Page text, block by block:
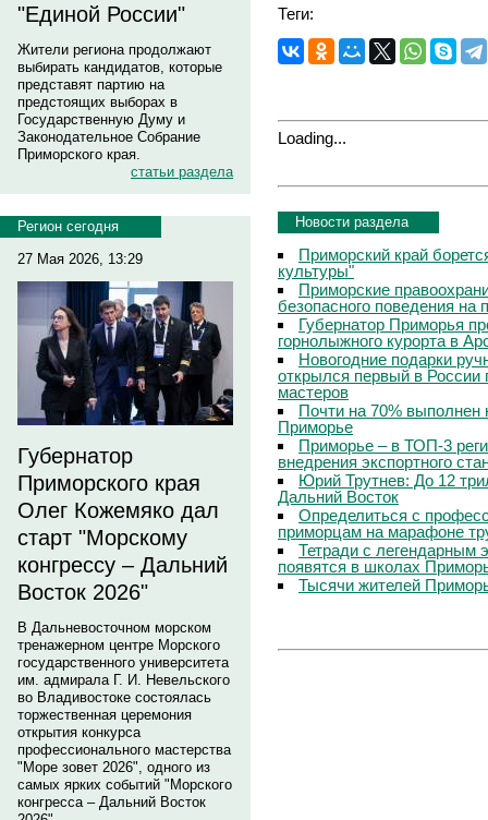
"Единой России"
Жители региона продолжают
выбирать кандидатов, которые
представят партию на
предстоящих выборах в
Государственную Думу и
Законодательное Собрание
Приморского края.
статьи раздела
Регион сегодня
27 Мая 2026, 13:29
Губернатор
Приморского края
Олег Кожемяко дал
старт "Морскому
конгрессу – Дальний
Восток 2026"
В Дальневосточном морском
тренажерном центре Морского
государственного университета
им. адмирала Г. И. Невельского
во Владивостоке состоялась
торжественная церемония
открытия конкурса
профессионального мастерства
"Море зовет 2026", одного из
самых ярких событий "Морского
конгресса – Дальний Восток
Теги:
Loading...
Новости раздела
Приморский край
культуры"
Приморские
безопасного поведения
Губернатор Приморья
горнолыжного курорта в
Новогодние подарки
открылся первый в России
мастеров
Почти на 70%
Приморье
Приморье – в ТОП-3
внедрения экспортного
Юрий Трутнев: До 12
Дальний Восток
Определиться с
приморцам на марафоне
Тетради с легендарным
появятся в школах
Тысячи жителей